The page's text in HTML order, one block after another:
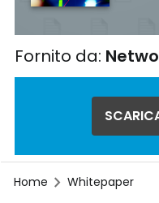
Fornito da:
Home Whitepaper